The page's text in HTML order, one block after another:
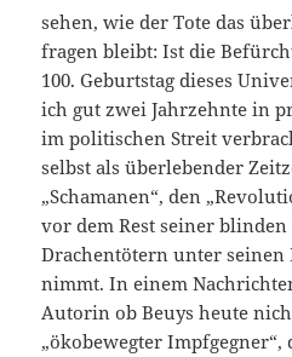
sehen, wie der Tote das
fragen bleibt: Ist die
100. Geburtstag dieses
ich gut zwei Jahrzehnte in
im politischen Streit
selbst als überlebender
„Schamanen“, den
vor dem Rest seiner
Drachentötern unter seinen
nimmt. In einem
Autorin ob Beuys heute
„ökobewegter Impfgegner“,